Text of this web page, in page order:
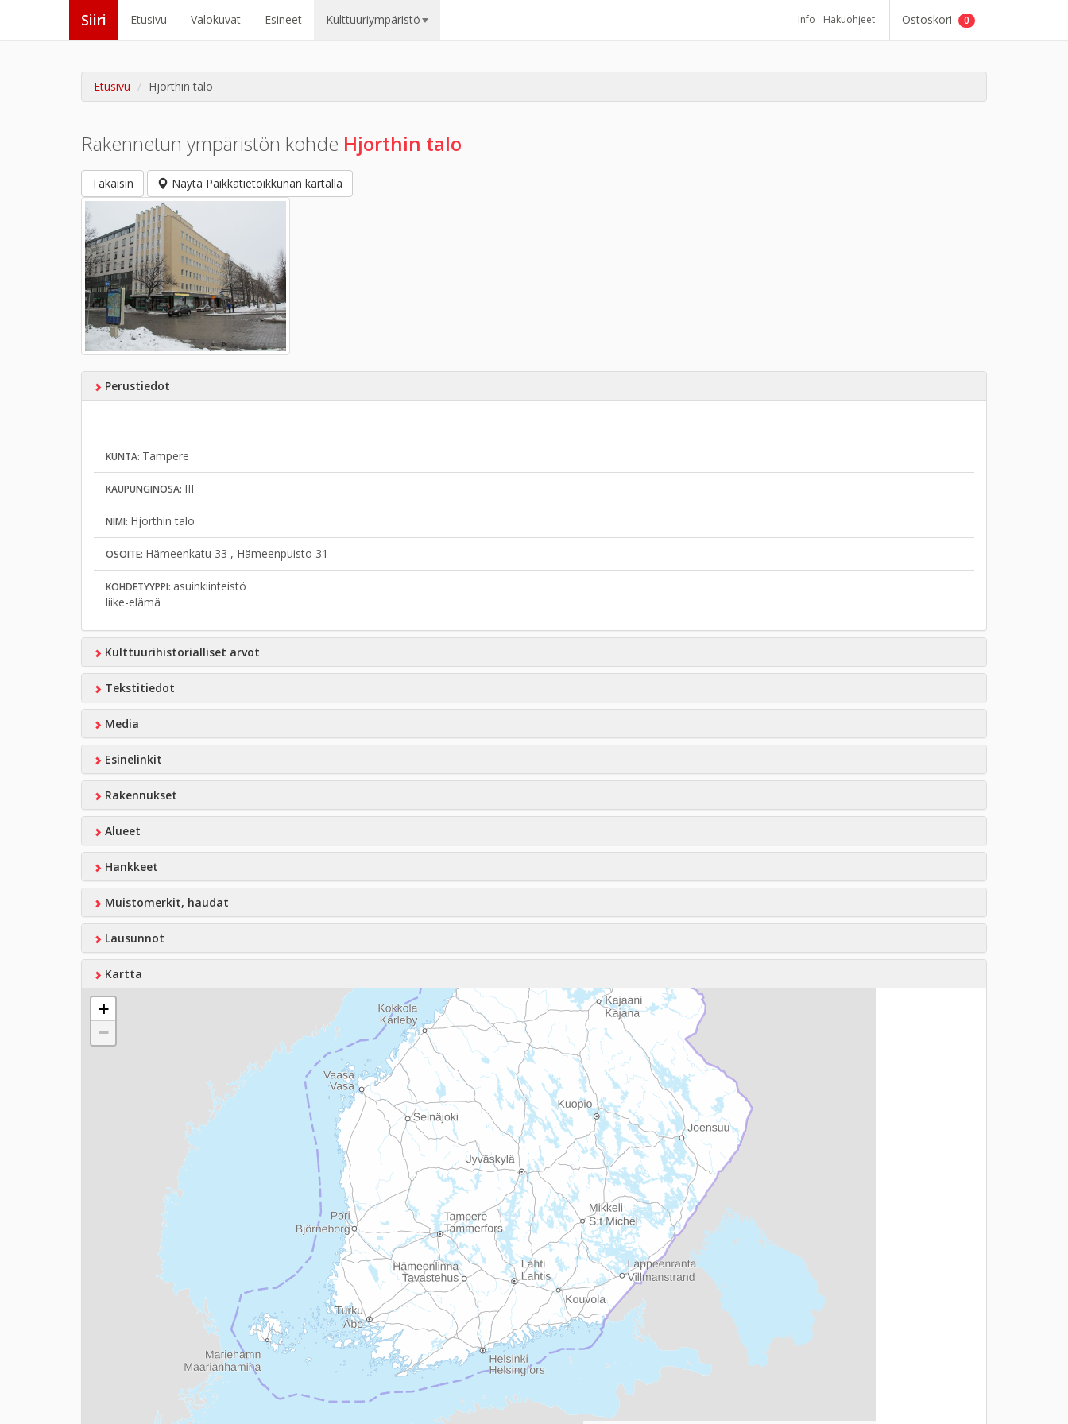
Siiri Etusivu Valokuvat Esineet Kulttuuriympäristö Info Hakuohjeet Ostoskori 0
Etusivu Hjorthin talo
Rakennetun ympäristön kohde Hjorthin talo
Takaisin Näytä Paikkatietoikkunan kartalla
Perustiedot
KUNTA: Tampere
KAUPUNGINOSA: III
NIMI: Hjorthin talo
OSOITE: Hämeenkatu 33 , Hämeenpuisto 31
KOHDETYYPPI: asuinkiinteistö
liike-elämä
Kulttuurihistorialliset arvot
Tekstitiedot
Media
Esinelinkit
Rakennukset
Alueet
Hankkeet
Muistomerkit, haudat
Lausunnot
Kartta
+
−